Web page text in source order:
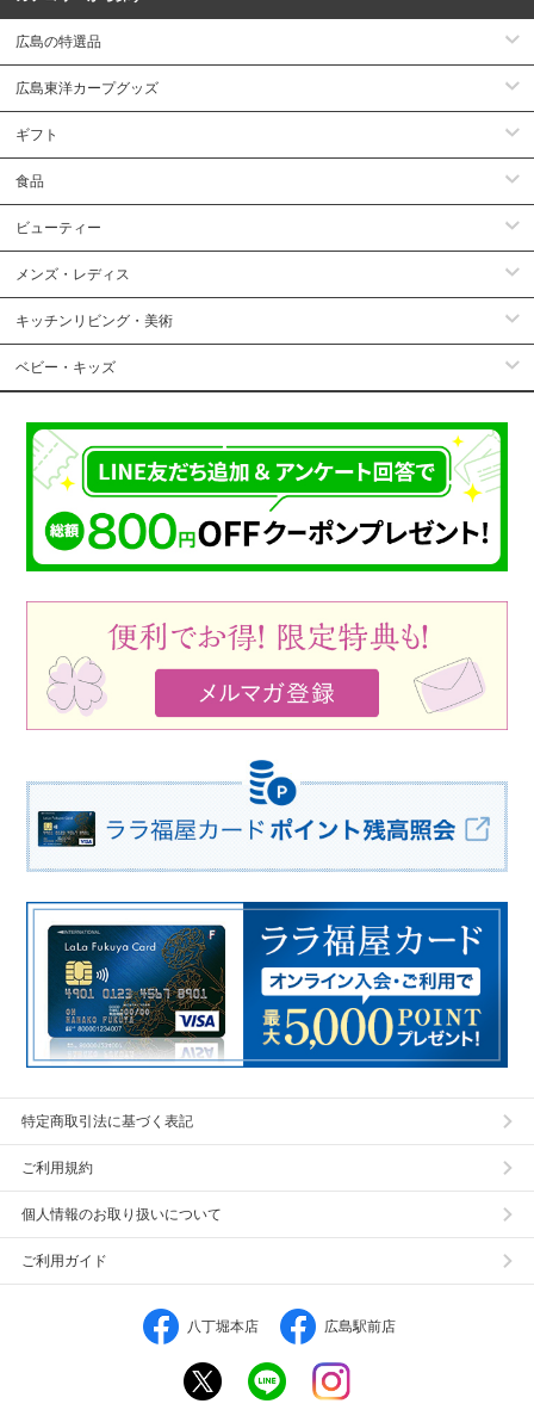
広島の特選品
広島東洋カープグッズ
ギフト
食品
ビューティー
メンズ・レディス
キッチンリビング・美術
ベビー・キッズ
特定商取引法に基づく表記
ご利用規約
個人情報のお取り扱いについて
ご利用ガイド
八丁堀本店 広島駅前店